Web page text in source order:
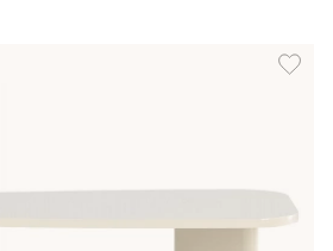
Lägg